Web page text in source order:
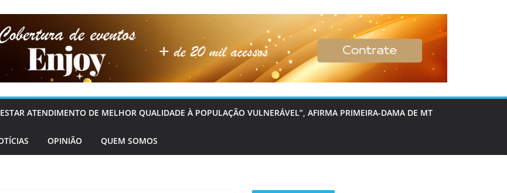
ATENDIMENTO DE MELHOR QUALIDADE À POPULAÇÃO VULNERÁVEL”, AFIRMA PRIMEIRA-DAMA DE MT
OPINIÃO QUEM SOMOS